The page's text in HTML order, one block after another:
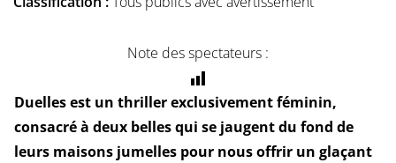
Note des spectateurs :
Duelles est un thriller exclusivement féminin,
consacré à deux belles qui se jaugent du fond de
leurs maisons jumelles pour nous offrir un glaçant